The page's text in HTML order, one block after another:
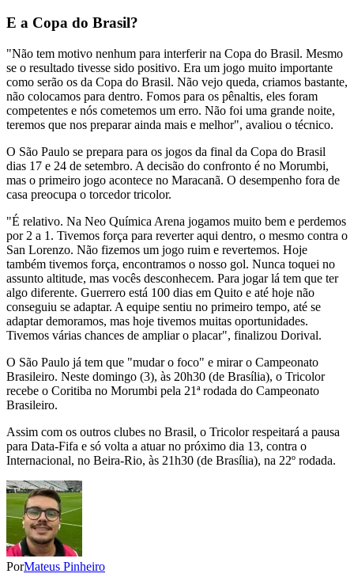
E a Copa do Brasil?
"Não tem motivo nenhum para interferir na Copa do Brasil. Mesmo
se o resultado tivesse sido positivo. Era um jogo muito importante
como serão os da Copa do Brasil. Não vejo queda, criamos bastante,
não colocamos para dentro. Fomos para os pênaltis, eles foram
competentes e nós cometemos um erro. Não foi uma grande noite,
teremos que nos preparar ainda mais e melhor", avaliou o técnico.
O São Paulo se prepara para os jogos da final da Copa do Brasil
dias 17 e 24 de setembro. A decisão do confronto é no Morumbi,
mas o primeiro jogo acontece no Maracanã. O desempenho fora de
casa preocupa o torcedor tricolor.
"É relativo. Na Neo Química Arena jogamos muito bem e perdemos
por 2 a 1. Tivemos força para reverter aqui dentro, o mesmo contra o
San Lorenzo. Não fizemos um jogo ruim e revertemos. Hoje
também tivemos força, encontramos o nosso gol. Nunca toquei no
assunto altitude, mas vocês desconhecem. Para jogar lá tem que ter
algo diferente. Guerrero está 100 dias em Quito e até hoje não
conseguiu se adaptar. A equipe sentiu no primeiro tempo, até se
adaptar demoramos, mas hoje tivemos muitas oportunidades.
Tivemos várias chances de ampliar o placar", finalizou Dorival.
O São Paulo já tem que "mudar o foco" e mirar o Campeonato
Brasileiro. Neste domingo (3), às 20h30 (de Brasília), o Tricolor
recebe o Coritiba no Morumbi pela 21ª rodada do Campeonato
Brasileiro.
Assim com os outros clubes no Brasil, o Tricolor respeitará a pausa
para Data-Fifa e só volta a atuar no próximo dia 13, contra o
Internacional, no Beira-Rio, às 21h30 (de Brasília), na 22º rodada.
PorMateus Pinheiro